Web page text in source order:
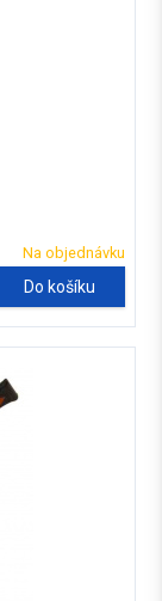
Na objednávku
Do košíku